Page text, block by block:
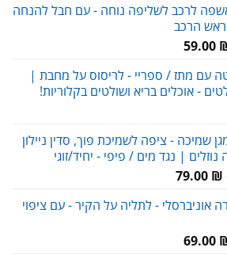
אשפה לרכב לשליפה נוחה - עם חבל להנחה
הרכב
80.00
59.00המחיר
הוא:
59.00 ₪.
עם מתז / ספריי - לריסוס על מחבת |
- אוכלים בריא ושולטים בקלוריות!
שמיכה - ציפה לשמיכת פוך, סדין ניילון
נוזלים | נגד מים / פיפי - יחיד/זוגי
79.00 ₪
טווח
אוניברסלי - לתליה על הקיר - עם ציפוי
69.00המחיר